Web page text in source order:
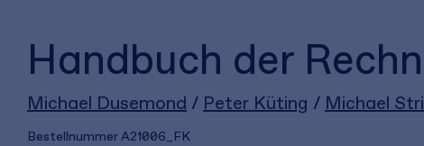
Handbuch der
Michael Dusemond / Peter Küting / Michael
BestellnummerA21006_FK